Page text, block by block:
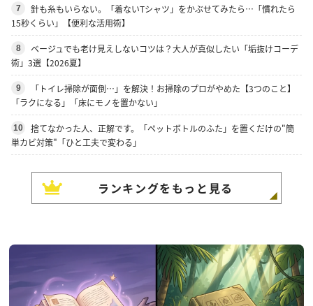
7
針も糸もいらない。「着ないTシャツ」をかぶせてみたら…「慣れたら
15秒くらい」【便利な活用術】
8
ベージュでも老け見えしないコツは？大人が真似したい「垢抜けコーデ
術」3選【2026夏】
9
「トイレ掃除が面倒…」を解決！お掃除のプロがやめた【3つのこと】
「ラクになる」「床にモノを置かない」
10
捨てなかった人、正解です。「ペットボトルのふた」を置くだけの"簡
単カビ対策"「ひと工夫で変わる」
ランキングをもっと見る